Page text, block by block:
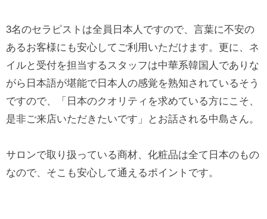
3名のセラピストは全員日本人ですので、言葉に不安の
あるお客様にも安心してご利用いただけます。更に、ネ
イルと受付を担当するスタッフは中華系韓国人でありな
がら日本語が堪能で日本人の感覚を熟知されているそう
ですので、「日本のクオリティを求めている方にこそ、
是非ご来店いただきたいです」とお話される中島さん。
サロンで取り扱っている商材、化粧品は全て日本のもの
なので、そこも安心して通えるポイントです。